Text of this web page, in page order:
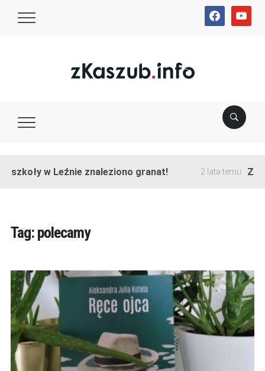
facebookyoutube
szkoły w Leźnie znaleziono granat! 2 lata temu
Tag: polecamy